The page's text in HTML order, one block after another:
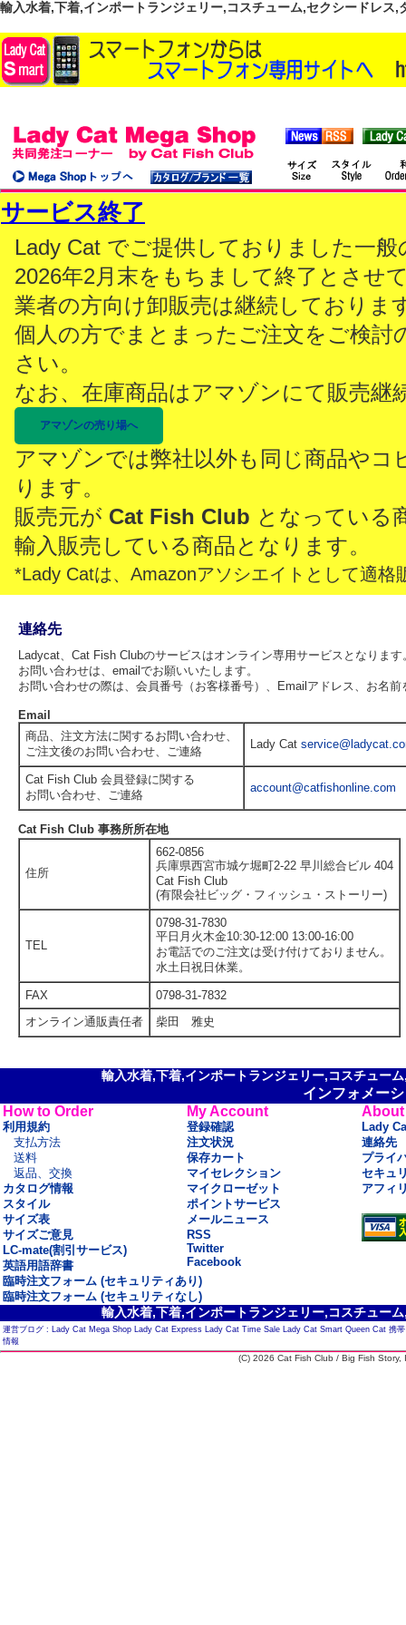
輸入水着,下着,インポートランジェリー,コスチューム,セクシードレス
サービス終了
Lady Cat でご提供しておりました一
2026年2月末をもちまして終了とさせ
業者の方向け卸販売は継続しておりま
個人の方でまとまったご注文をご検討
さい。
なお、在庫商品はアマゾンにて販売継
アマゾンの売り場へ
アマゾンでは弊社以外も同じ商品やコ
ります。
販売元が Cat Fish Club となっている
輸入販売している商品となります。
*Lady Catは、Amazonアソシエイトとして適格
連絡先
Ladycat、Cat Fish Clubのサービスはオンライン専用サービスとなります
お問い合わせは、emailでお願いいたします。
お問い合わせの際は、会員番号（お客様番号）、Emailアドレス、お名
Email
商品、注文方法に関するお問い合わせ、
ご注文後のお問い合わせ、ご連絡
Lady Cat
Cat Fish Club 会員登録に関する
お問い合わせ、ご連絡
account@catfishonline.com
Cat Fish Club 事務所所在地
住所
662-0856
兵庫県西宮市城ケ堀町2-22 早川総合ビル 404
Cat Fish Club
(有限会社ビッグ・フィッシュ・ストーリー)
TEL
0798-31-7830
平日月火木金10:30-12:00 13:00-16:00
お電話でのご注文は受け付けておりません。
水土日祝日休業。
FAX
0798-31-7832
オンライン通販責任者
柴田 雅史
輸入水着,下着,インポートランジェリー,コスチュー
インフォメー
How to Order
利用規約
支払方法
送料
返品、交換
カタログ情報
スタイル
サイズ表
サイズご意見
LC-mate(割引サービス)
英語用語辞書
My Account
登録確認
注文状況
保存カート
マイセレクション
マイクローゼット
ポイントサービス
メールニュース
RSS
Twitter
Facebook
About
Lady
連絡先
プライ
セキュ
アフィ
臨時注文フォーム (セキュリティあり)
臨時注文フォーム (セキュリティなし)
輸入水着,下着,インポートランジェリー,コスチュー
運営ブログ : Lady Cat Mega Shop Lady Cat Express Lady Cat Time Sale Lady Cat Smart Queen Cat 携
情報
(C) 2026 Cat Fish Club / Big Fish Story,